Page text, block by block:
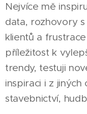
Nejvíce mě
data, rozhovory
klientů a
příležitost k
trendy, testuji
inspiraci i z jiných
stavebnictví,